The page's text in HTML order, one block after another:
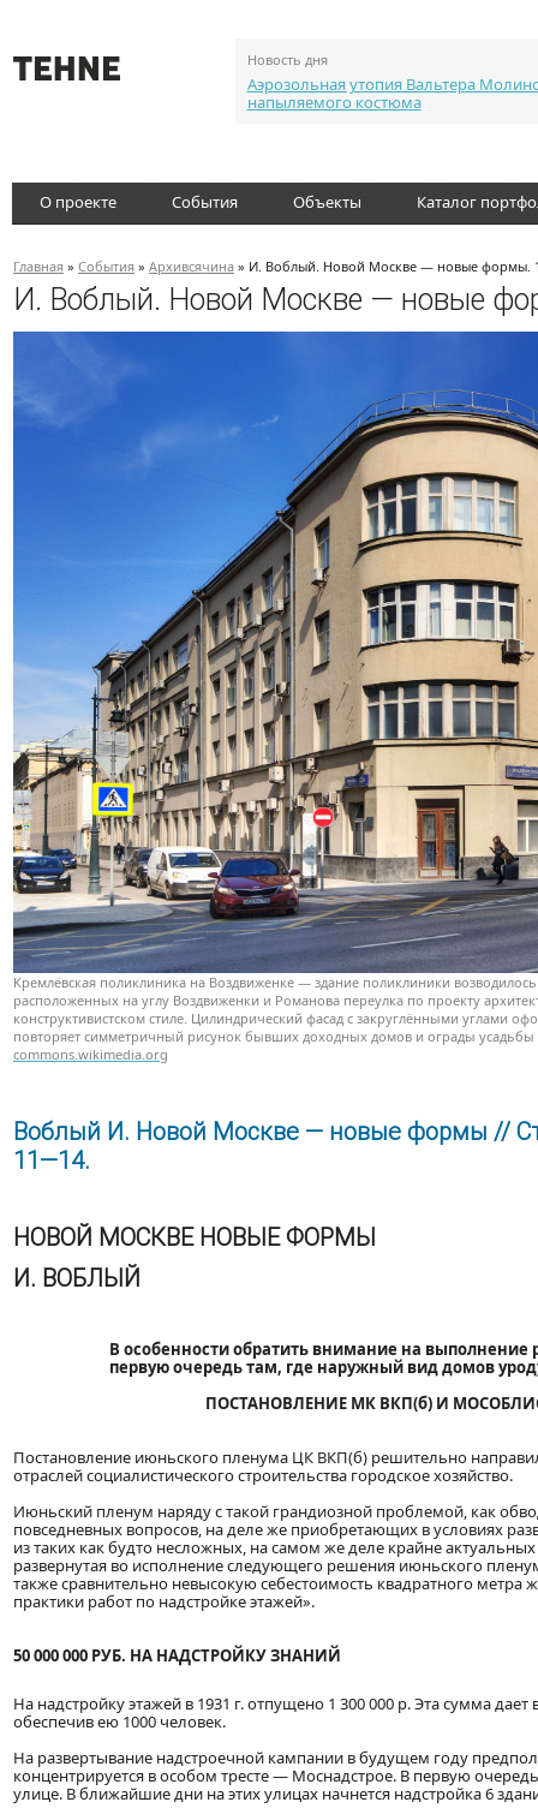
Новость дня
Аэрозольная утопия Вальтера
напыляемого костюма
О проекте События Объекты Каталог
Главная » События » Архивсячина » И. Воблый. Новой Москве — новые формы.
И. Воблый. Новой Москве — новые
Кремлёвская поликлиника на Воздвиженке — здание поликлиники
расположенных на углу Воздвиженки и Романова переулка по проекту
конструктивистском стиле. Цилиндрический фасад с закруглёнными углами
повторяет симметричный рисунок бывших доходных домов и ограды
commons.wikimedia.org
Воблый И. Новой Москве — новые формы //
11—14.
НОВОЙ МОСКВЕ НОВЫЕ ФОРМЫ
И. ВОБЛЫЙ
В особенности обратить внимание на
первую очередь там, где наружный вид домов
ПОСТАНОВЛЕНИЕ МК ВКП(б) И
Постановление июньского пленума ЦК ВКП(б) решительно
отраслей социалистического строительства городское хозяйство.
Июньский пленум наряду с такой грандиозной проблемой, как
повседневных вопросов, на деле же приобретающих в условиях
из таких как будто несложных, на самом же деле крайне
развернутая во исполнение следующего решения июньского
также сравнительно невысокую себестоимость квадратного
практики работ по надстройке этажей».
50 000 000 РУБ. НА НАДСТРОЙКУ ЗНАНИЙ
На надстройку этажей в 1931 г. отпущено 1 300 000 р. Эта сумма
обеспечив ею 1000 человек.
На развертывание надстроечной кампании в будущем году
концентрируется в особом тресте — Моснадстрое. В первую
улице. В ближайшие дни на этих улицах начнется надстройка 6